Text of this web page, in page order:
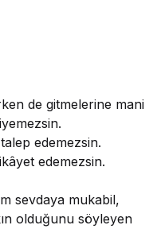
de gitmelerine mani
edemezsin.
edemezsin.
sevdaya mukabil,
olduğunu söyleyen